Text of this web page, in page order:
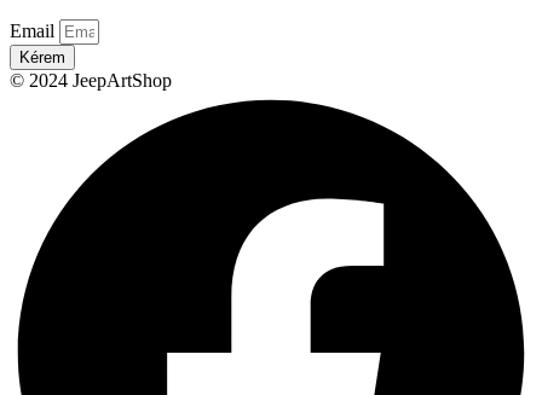
Email
Kérem
© 2024 JeepArtShop